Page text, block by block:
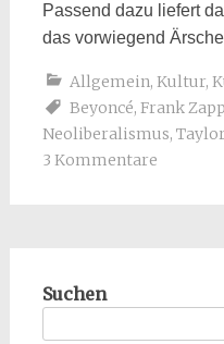
Passend dazu liefert
das vorwiegend
Allgemein, Kultur,
Beyoncé, Frank
Neoliberalismus,
3 Kommentare
Suchen